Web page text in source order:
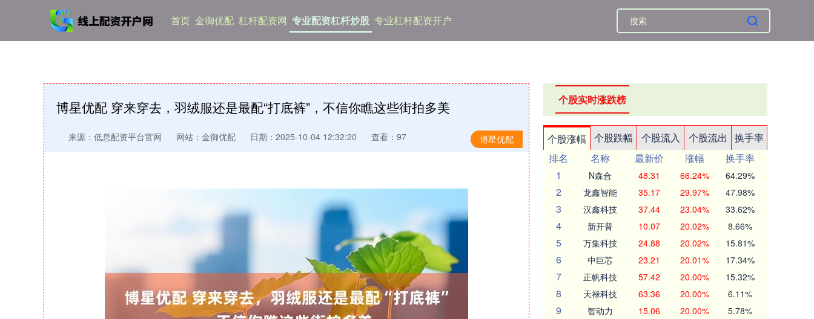
首页 金御优配 杠杆配资网 专业配资杠杆炒股 专业杠杆配资开户
博星优配 穿来穿去，羽绒服还是最配“打底裤”，不信你瞧这些街拍多美
博星优配
来源：低息配资平台官网 网站：金御优配 日期：2025-10-04 12:32:20 查看：97
个股实时涨跌榜
个股涨幅 个股跌幅 个股流入 个股流出
换手率
排名
名称 最新价 涨幅
换手率
1
N森合 48.31 66.24% 64.29%
2 龙鑫智能 35.17 29.97% 47.98%
3 汉鑫科技 37.44 23.04% 33.62%
4 新开普 10.07 20.02% 8.66%
5 万集科技 24.88 20.02% 15.81%
6 中巨芯 23.21 20.01% 17.34%
7 正帆科技 57.42 20.00% 15.32%
8 天禄科技 63.36 20.00% 6.11%
9 智动力 15.06 20.00% 5.78%